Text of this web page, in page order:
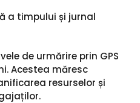
a timpului și jurnal
de urmărire prin GPS
Acestea măresc
resurselor și